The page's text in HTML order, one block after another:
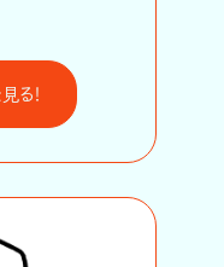
る！